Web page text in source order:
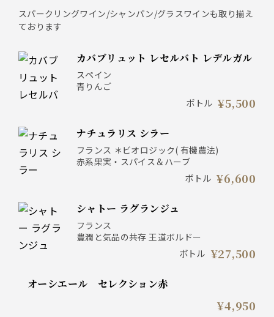
スパークリングワイン/シャンパン/グラスワインも取り揃え
ております
カバブリュット レセルバト レデルガル
スペイン
青りんご
ボトル ¥5,500
ナチュラリス シラー
フランス ＊ビオロジック( 有機農法)
赤系果実・スパイス＆ハーブ
ボトル ¥6,600
シャトー ラグランジュ
フランス
豊潤と気品の共存 王道ボルドー
ボトル ¥27,500
オーシエール セレクション赤
¥4,950